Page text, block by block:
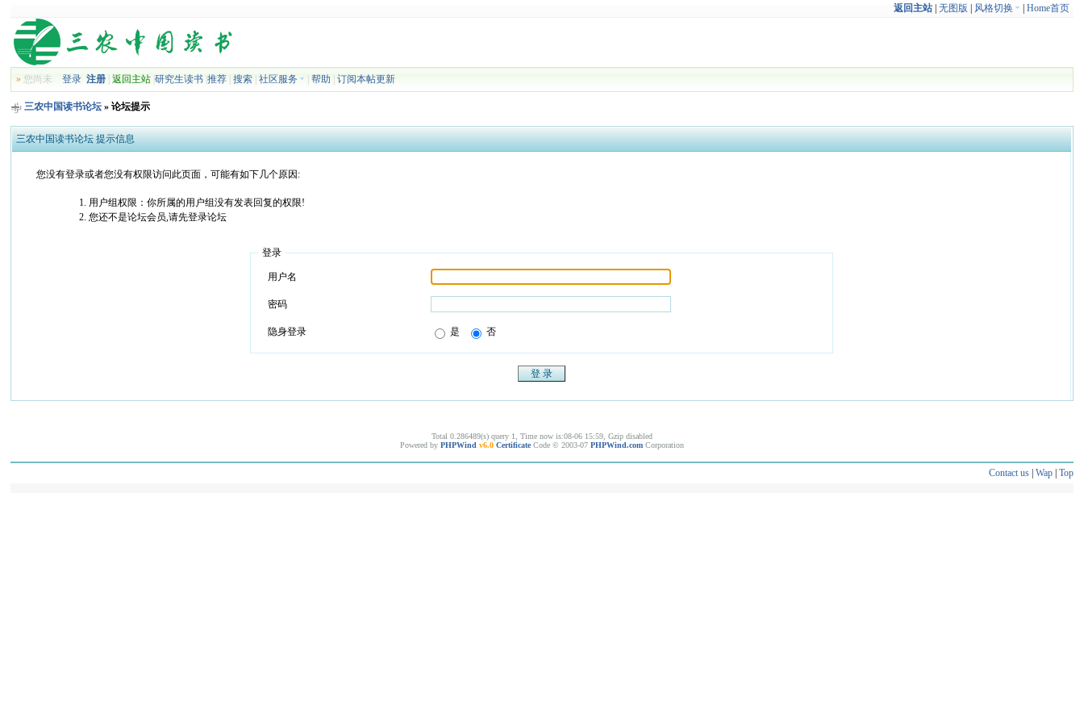
返回主站| 无图版 风格切换 Home首页
» 您尚未登录 注册 |返回主站 |研究生读书 |推荐 |搜索 |社区服务 |帮助 |订阅本帖更新
三农中国读书论坛 » 论坛提示
三农中国读书论坛 提示信息
您没有登录或者您没有权限访问此页面，可能有如下几个原因:
用户组权限：你所属的用户组没有发表回复的权限!
您还不是论坛会员,请先登录论坛
登录
用户名
密码
隐身登录 是 否
Total 0.286489(s) query 1, Time now is:08-06 15:59, Gzip disabled
Powered by PHPWind v6.0 Certificate Code © 2003-07 PHPWind.com Corporation
Contact us| Wap| Top